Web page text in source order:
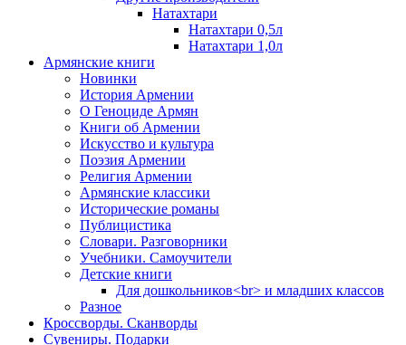
Натахтари
Натахтари 0,5л
Натахтари 1,0л
Армянские книги
Новинки
История Армении
О Геноциде Армян
Книги об Армении
Иcкусство и культура
Поэзия Армении
Религия Армении
Армянские классики
Исторические романы
Публицистика
Словари. Разговорники
Учебники. Самоучители
Детские книги
Для дошкольников<br> и младших классов
Разное
Кроссворды. Сканворды
Сувениры. Подарки